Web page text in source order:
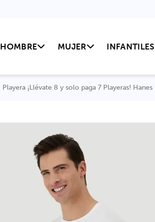
HOMBRE MUJER INFANTILES
Playera ¡Llévate 8 y solo paga 7 Playeras!